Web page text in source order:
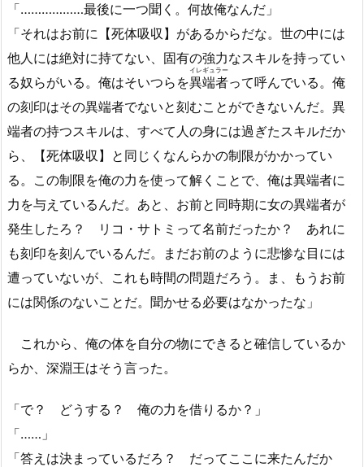
「………………最後に一つ聞く。何故俺なんだ」
「それはお前に【死体吸収】があるからだな。世の中には
他人には絶対に持てない、固有の強力なスキルを持ってい
る奴らがいる。俺はそいつらを異端者
イレギュラー
って呼んでいる。俺
の刻印はその異端者でないと刻むことができないんだ。異
端者の持つスキルは、すべて人の身には過ぎたスキルだか
ら、【死体吸収】と同じくなんらかの制限がかかってい
る。この制限を俺の力を使って解くことで、俺は異端者に
力を与えているんだ。あと、お前と同時期に女の異端者が
発生したろ？ リコ・サトミって名前だったか？ あれに
も刻印を刻んでいるんだ。まだお前のように悲惨な目には
遭っていないが、これも時間の問題だろう。ま、もうお前
には関係のないことだ。聞かせる必要はなかったな」
これから、俺の体を自分の物にできると確信しているか
らか、深淵王はそう言った。
「で？ どうする？ 俺の力を借りるか？」
「……」
「答えは決まっているだろ？ だってここに来たんだか